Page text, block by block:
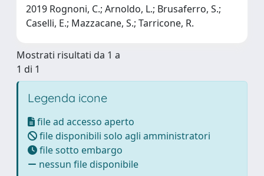
2019 Rognoni, C.; Arnoldo, L.; Brusaferro, S.;
Caselli, E.; Mazzacane, S.; Tarricone, R.
Mostrati risultati da 1 a
1 di 1
Legenda icone
file ad accesso aperto
file disponibili solo agli amministratori
file sotto embargo
nessun file disponibile